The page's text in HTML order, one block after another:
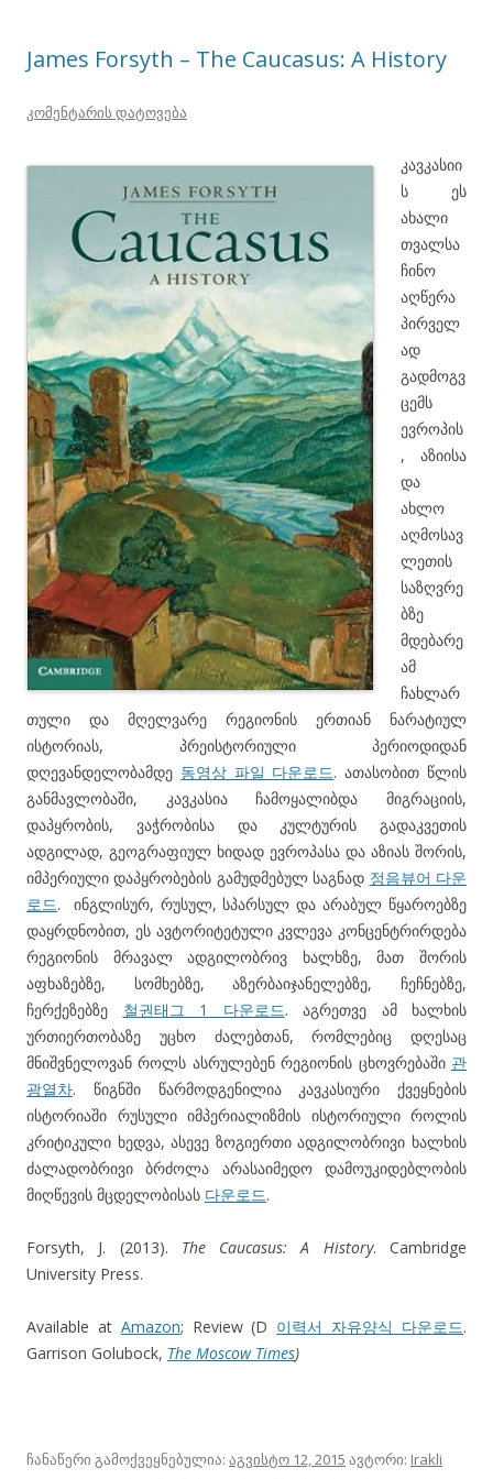
James Forsyth – The Caucasus: A History
კომენტარის დატოვება
კავკასიი
ს ეს
ახალი
თვალსა
ჩინო
აღწერა
პირველ
ად
გადმოგვ
ცემს
ევროპის
, აზიისა
და
ახლო
აღმოსავ
ლეთის
საზღვრე
ბზე
მდებარე
ამ
ჩახლარ
თული და მღელვარე რეგიონის ერთიან ნარატიულ
ისტორიას, პრეისტორიული პერიოდიდან
დღევანდელობამდე 동영상 파일 다운로드. ათასობით წლის
განმავლობაში, კავკასია ჩამოყალიბდა მიგრაციის,
დაპყრობის, ვაჭრობისა და კულტურის გადაკვეთის
ადგილად, გეოგრაფიულ ხიდად ევროპასა და აზიას შორის,
იმპერიული დაპყრობების გამუდმებულ საგნად 정음뷰어 다운
로드. ინგლისურ, რუსულ, სპარსულ და არაბულ წყაროებზე
დაყრდნობით, ეს ავტორიტეტული კვლევა კონცენტრირდება
რეგიონის მრავალ ადგილობრივ ხალხზე, მათ შორის
აფხაზებზე, სომხებზე, აზერბაიჯანელებზე, ჩეჩნებზე,
ჩერქეზებზე 철권태그 1 다운로드. აგრეთვე ამ ხალხის
ურთიერთობაზე უცხო ძალებთან, რომლებიც დღესაც
მნიშვნელოვან როლს ასრულებენ რეგიონის ცხოვრებაში 관
광열차. წიგნში წარმოდგენილია კავკასიური ქვეყნების
ისტორიაში რუსული იმპერიალიზმის ისტორიული როლის
კრიტიკული ხედვა, ასევე ზოგიერთი ადგილობრივი ხალხის
ძალადობრივი ბრძოლა არასაიმედო დამოუკიდებლობის
მიღწევის მცდელობისას 다운로드.
Forsyth, J. (2013). The Caucasus: A History. Cambridge
University Press.
Available at Amazon; Review (D 이력서 자유양식 다운로드.
Garrison Golubock, The Moscow Times)
ჩანაწერი გამოქვეყნებულია: აგვისტო 12, 2015 ავტორი: Irakli